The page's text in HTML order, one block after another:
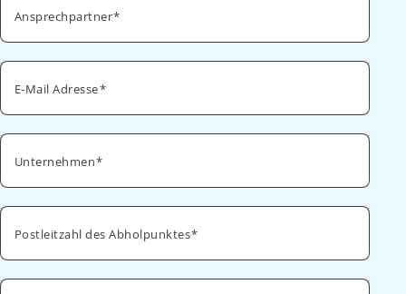
Ansprechpartner
E-Mail Adresse
Unternehmen
Postleitzahl des Abholpunktes